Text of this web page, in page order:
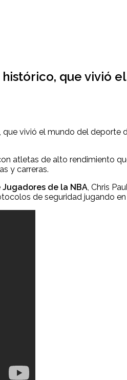
que vivió
vivió el mundo del deporte
atletas de alto rendimiento
y carreras.
de la NBA , Chris
de seguridad jugando en